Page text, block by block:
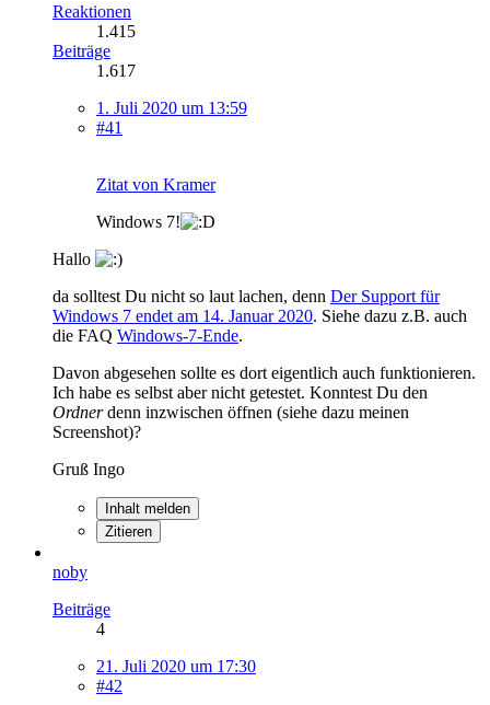
Reaktionen
1.415
Beiträge
1.617
1. Juli 2020 um 13:59
#41
Zitat von Kramer
Windows 7!
Hallo
da solltest Du nicht so laut lachen, denn Der Support für
Windows 7 endet am 14. Januar 2020. Siehe dazu z.B. auch
die FAQ Windows-7-Ende.
Davon abgesehen sollte es dort eigentlich auch funktionieren.
Ich habe es selbst aber nicht getestet. Konntest Du den
Ordnerdenn inzwischen öffnen (siehe dazu meinen
Screenshot)?
Gruß Ingo
Inhalt melden
Zitieren
noby
Beiträge
4
21. Juli 2020 um 17:30
#42